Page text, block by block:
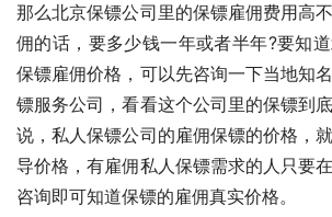
那么北京保镖公司里的保镖雇佣费用高
佣的话，要多少钱一年或者半年?要知
保镖雇佣价格，可以先咨询一下当地知
镖服务公司，看看这个公司里的保镖到
说，私人保镖公司的雇佣保镖的价格，
导价格，有雇佣私人保镖需求的人只要
咨询即可知道保镖的雇佣真实价格。